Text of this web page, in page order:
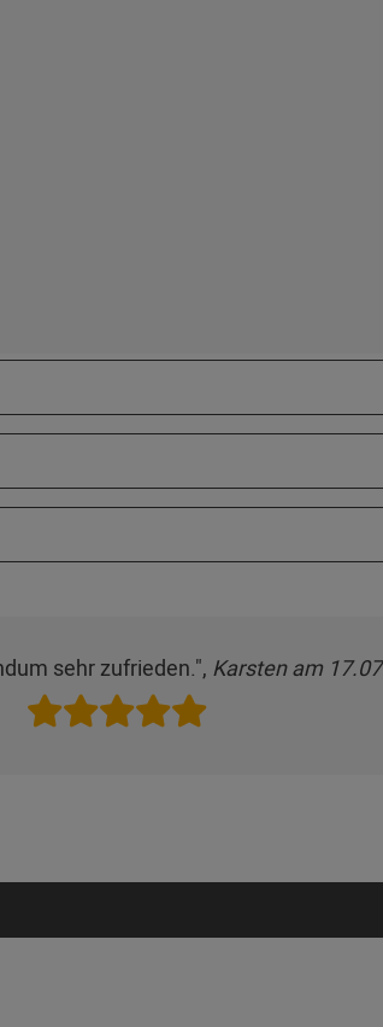
sehr zufrieden.", Karsten am